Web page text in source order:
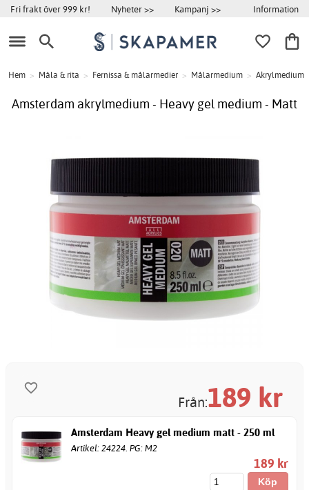
Fri frakt över 999 kr! Nyheter >> Kampanj >> Information
Hem > Måla & rita > Fernissa & målarmedier > Målarmedium > Akrylmedium
Amsterdam akrylmedium - Heavy gel medium - Matt
Från:189 kr
Amsterdam Heavy gel medium matt - 250 ml
Artikel: 24224. PG: M2
189 kr